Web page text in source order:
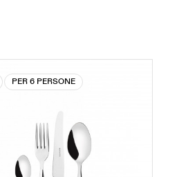
PER 6 PERSONE